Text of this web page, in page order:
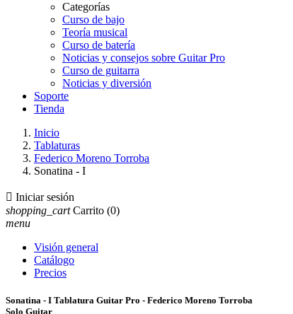
Categorías
Curso de bajo
Teoría musical
Curso de batería
Noticias y consejos sobre Guitar Pro
Curso de guitarra
Noticias y diversión
Soporte
Tienda
Inicio
Tablaturas
Federico Moreno Torroba
Sonatina - I
 Iniciar sesión
shopping_cart Carrito (0)
menu
Visión general
Catálogo
Precios
Sonatina - I Tablatura Guitar Pro - Federico Moreno Torroba
Solo Guitar